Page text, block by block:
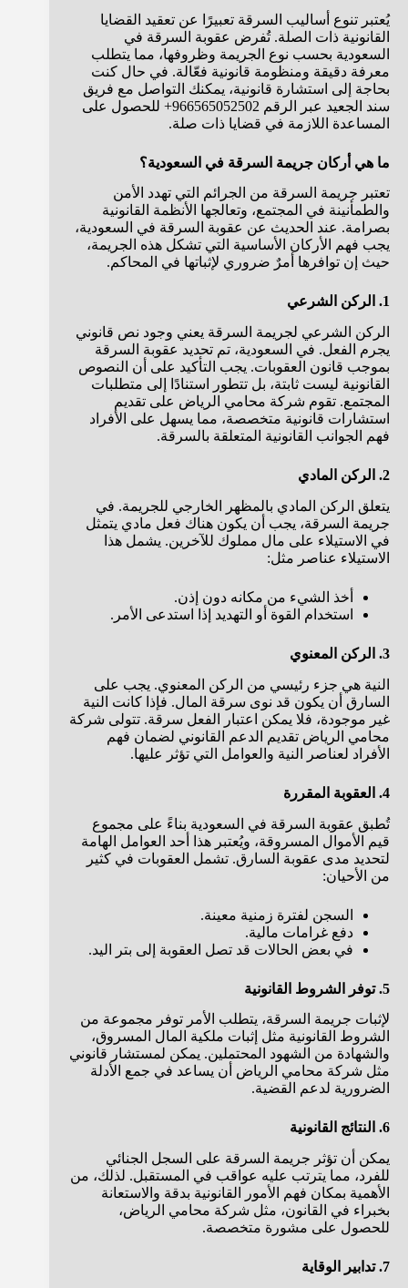
يُعتبر تنوع أساليب السرقة تعبيرًا عن تعقيد القضايا
القانونية ذات الصلة. تُفرض عقوبة السرقة في
السعودية بحسب نوع الجريمة وظروفها، مما يتطلب
معرفة دقيقة ومنظومة قانونية فعّالة. في حال كنت
بحاجة إلى استشارة قانونية، يمكنك التواصل مع فريق
سند الجعيد عبر الرقم 966565052502+ للحصول على
المساعدة اللازمة في قضايا ذات صلة.
ما هي أركان جريمة السرقة في السعودية؟
تعتبر جريمة السرقة من الجرائم التي تهدد الأمن
والطمأنينة في المجتمع، وتعالجها الأنظمة القانونية
بصرامة. عند الحديث عن عقوبة السرقة في السعودية،
يجب فهم الأركان الأساسية التي تشكل هذه الجريمة،
حيث إن توافرها أمرٌ ضروري لإثباتها في المحاكم.
1. الركن الشرعي
الركن الشرعي لجريمة السرقة يعني وجود نص قانوني
يجرم الفعل. في السعودية، تم تحديد عقوبة السرقة
بموجب قانون العقوبات. يجب التأكيد على أن النصوص
القانونية ليست ثابتة، بل تتطور استنادًا إلى متطلبات
المجتمع. تقوم شركة محامي الرياض على تقديم
استشارات قانونية متخصصة، مما يسهل على الأفراد
فهم الجوانب القانونية المتعلقة بالسرقة.
2. الركن المادي
يتعلق الركن المادي بالمظهر الخارجي للجريمة. في
جريمة السرقة، يجب أن يكون هناك فعل مادي يتمثل
في الاستيلاء على مال مملوك للآخرين. يشمل هذا
الاستيلاء عناصر مثل:
أخذ الشيء من مكانه دون إذن.
استخدام القوة أو التهديد إذا استدعى الأمر.
3. الركن المعنوي
النية هي جزء رئيسي من الركن المعنوي. يجب على
السارق أن يكون قد نوى سرقة المال. فإذا كانت النية
غير موجودة، فلا يمكن اعتبار الفعل سرقة. تتولى شركة
محامي الرياض تقديم الدعم القانوني لضمان فهم
الأفراد لعناصر النية والعوامل التي تؤثر عليها.
4. العقوبة المقررة
تُطبق عقوبة السرقة في السعودية بناءً على مجموع
قيم الأموال المسروقة، ويُعتبر هذا أحد العوامل الهامة
لتحديد مدى عقوبة السارق. تشمل العقوبات في كثير
من الأحيان:
السجن لفترة زمنية معينة.
دفع غرامات مالية.
في بعض الحالات قد تصل العقوبة إلى بتر اليد.
5. توفر الشروط القانونية
لإثبات جريمة السرقة، يتطلب الأمر توفر مجموعة من
الشروط القانونية مثل إثبات ملكية المال المسروق،
والشهادة من الشهود المحتملين. يمكن لمستشار قانوني
مثل شركة محامي الرياض أن يساعد في جمع الأدلة
الضرورية لدعم القضية.
6. النتائج القانونية
يمكن أن تؤثر جريمة السرقة على السجل الجنائي
للفرد، مما يترتب عليه عواقب في المستقبل. لذلك، من
الأهمية بمكان فهم الأمور القانونية بدقة والاستعانة
بخبراء في القانون، مثل شركة محامي الرياض،
للحصول على مشورة متخصصة.
7. تدابير الوقاية